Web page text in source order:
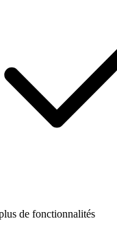
de fonctionnalités